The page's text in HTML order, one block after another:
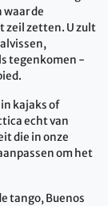
waar de
zeil zetten. U zult
tegenkomen -
kajaks of
echt van
die in onze
om het
tango, Buenos